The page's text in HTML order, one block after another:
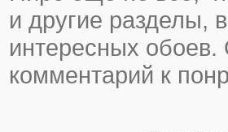
и другие разделы,
интересных обоев.
комментарий к